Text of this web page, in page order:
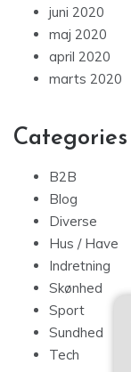
juni 2020
maj 2020
april 2020
marts 2020
Categories
B2B
Blog
Diverse
Hus / Have
Indretning
Skønhed
Sport
Sundhed
Tech